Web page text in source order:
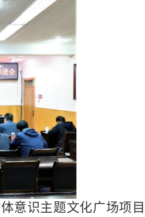
意识主题文化广场项目